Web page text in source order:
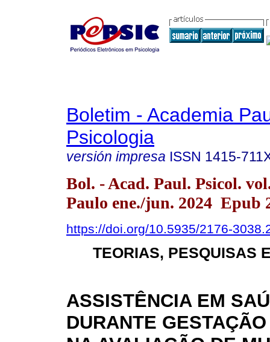
Boletim - Academia
Psicologia
versión impresa ISSN 1415-
Bol. - Acad. Paul. Psicol.
Paulo ene./jun. 2024 Epub
https://doi.org/10.5935/2176-
TEORIAS, PESQUISAS
ASSISTÊNCIA EM
DURANTE